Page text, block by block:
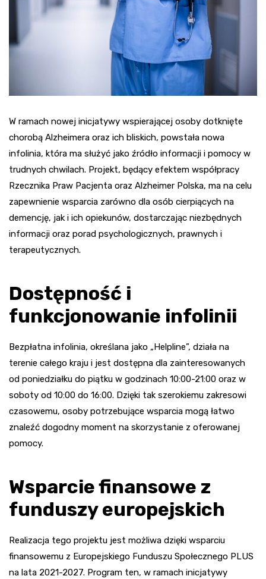
W ramach nowej inicjatywy wspierającej osoby dotknięte
chorobą Alzheimera oraz ich bliskich, powstała nowa
infolinia, która ma służyć jako źródło informacji i pomocy w
trudnych chwilach. Projekt, będący efektem współpracy
Rzecznika Praw Pacjenta oraz Alzheimer Polska, ma na celu
zapewnienie wsparcia zarówno dla osób cierpiących na
demencję, jak i ich opiekunów, dostarczając niezbędnych
informacji oraz porad psychologicznych, prawnych i
terapeutycznych.
Dostępność i
funkcjonowanie infolinii
Bezpłatna infolinia, określana jako „Helpline”, działa na
terenie całego kraju i jest dostępna dla zainteresowanych
od poniedziałku do piątku w godzinach 10:00-21:00 oraz w
soboty od 10:00 do 16:00. Dzięki tak szerokiemu zakresowi
czasowemu, osoby potrzebujące wsparcia mogą łatwo
znaleźć dogodny moment na skorzystanie z oferowanej
pomocy.
Wsparcie finansowe z
funduszy europejskich
Realizacja tego projektu jest możliwa dzięki wsparciu
finansowemu z Europejskiego Funduszu Społecznego PLUS
na lata 2021-2027. Program ten, w ramach inicjatywy